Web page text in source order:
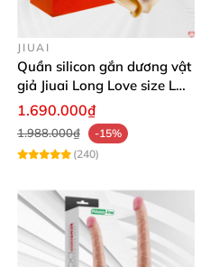
JIUAI
Quần silicon gắn dương vật
giả Jiuai Long Love size L
cho nữ les
1.690.000₫
1.988.000₫
-15%
(240)